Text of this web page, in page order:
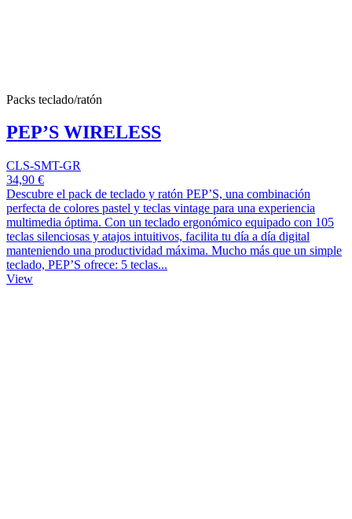
Packs teclado/ratón
PEP’S WIRELESS
CLS-SMT-GR
34,90 €
Descubre el pack de teclado y ratón PEP’S, una combinación
perfecta de colores pastel y teclas vintage para una experiencia
multimedia óptima. Con un teclado ergonómico equipado con 105
teclas silenciosas y atajos intuitivos, facilita tu día a día digital
manteniendo una productividad máxima. Mucho más que un simple
teclado, PEP’S ofrece: 5 teclas...
View